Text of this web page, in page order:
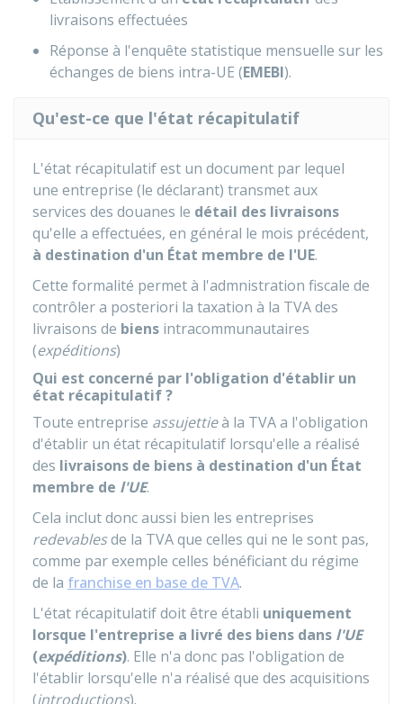
livraisons effectuées
Réponse à l'enquête statistique mensuelle sur les
échanges de biens intra-UE (EMEBI).
Qu'est-ce que l'état récapitulatif
L'état récapitulatif est un document par lequel
une entreprise (le déclarant) transmet aux
services des douanes le détail des livraisons
qu'elle a effectuées, en général le mois précédent,
à destination d'un État membre de l'UE.
Cette formalité permet à l'admnistration fiscale de
contrôler a posteriori la taxation à la TVA des
livraisons de biens intracommunautaires
(expéditions)
Qui est concerné par l'obligation d'établir un
état récapitulatif ?
Toute entreprise assujettieà la TVAa l'obligation
d'établir un état récapitulatif lorsqu'elle a réalisé
des livraisons de biens à destination d'un État
membre de l'UE.
Cela inclut donc aussi bien les entreprises
redevablesde la TVA que celles qui ne le sont pas,
comme par exemple celles bénéficiant du régime
de la franchise en base de TVA.
L'état récapitulatif doit être établi uniquement
lorsque l'entreprise a livré des biens dans l'UE
(expéditions). Elle n'a donc pas l'obligation de
l'établir lorsqu'elle n'a réalisé que des acquisitions
(introductions).